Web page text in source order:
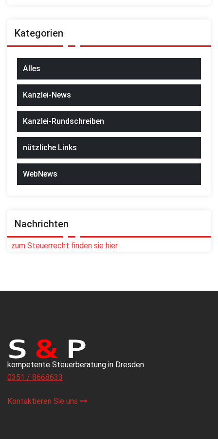
Kategorien
Alles
Kanzlei-News
Kanzlei-Rundschreiben
nützliche Links
WebNews
Nachrichten
zum Steuerrecht finden sie hier
kompetente Steuerberatung in Dresden
0351 / 8668633
Kontaktieren Sie uns